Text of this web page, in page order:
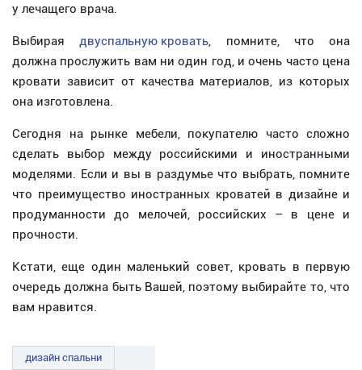
у лечащего врача.
Выбираядвуспальную кровать, помните, что она
должна прослужить вам ни один год, и очень часто цена
кровати зависит от качества материалов, из которых
она изготовлена.
Сегодня на рынке мебели, покупателю часто сложно
сделать выбор между российскими и иностранными
моделями. Если и вы в раздумье что выбрать, помните
что преимущество иностранных кроватей в дизайне и
продуманности до мелочей, российских – в цене и
прочности.
Кстати, еще один маленький совет, кровать в первую
очередь должна быть Вашей, поэтому выбирайте то, что
вам нравится.
дизайн спальни